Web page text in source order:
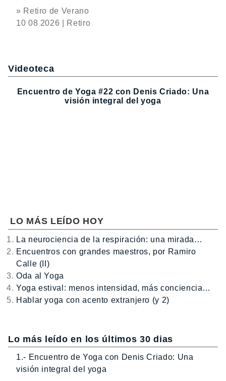
» Retiro de Verano
10 08 2026 | Retiro
Videoteca
Encuentro de Yoga #22 con Denis Criado: Una
visión integral del yoga
LO MÁS LEÍDO HOY
La neurociencia de la respiración: una mirada…
Encuentros con grandes maestros, por Ramiro
Calle (II)
Oda al Yoga
Yoga estival: menos intensidad, más conciencia…
Hablar yoga con acento extranjero (y 2)
Lo más leído en los últimos 30 dias
1.- Encuentro de Yoga con Denis Criado: Una
visión integral del yoga